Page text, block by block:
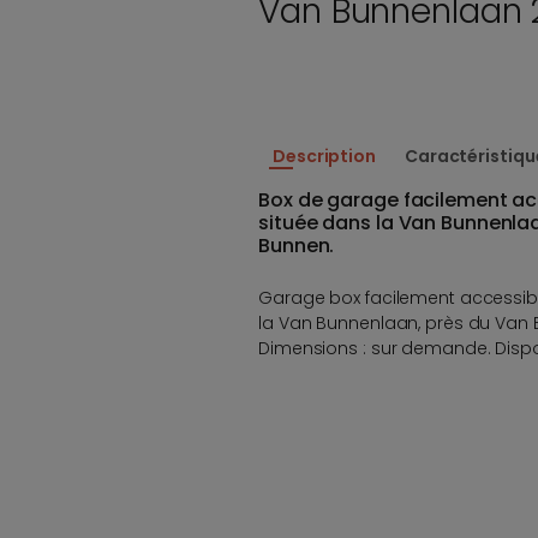
Van Bunnenlaan
Description
Box de garage facilement
située dans la Van
Bunnen.
Garage box facilement
la Van Bunnenlaan, près du
Dimensions : sur demande.